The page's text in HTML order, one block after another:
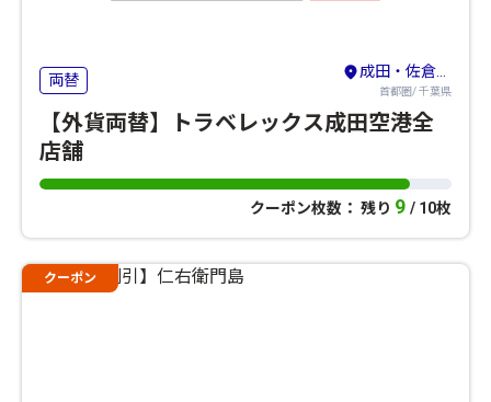
両替 成田・佐倉・八街
首都圏/ 千葉県
【外貨両替】トラベレックス成田空港全
店舗
クーポン枚数： 残り 9 / 10枚
クーポン